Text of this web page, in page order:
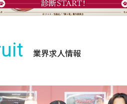
業界求人情報